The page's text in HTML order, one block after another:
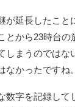
が延長したこと
とから23時台の
しまうのではな
なかったですね。
数字を記録して